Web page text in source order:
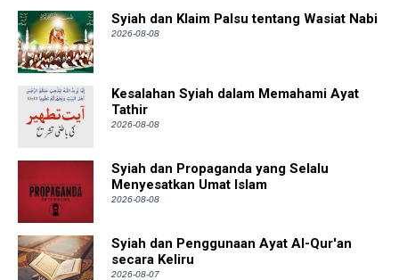
Syiah dan Klaim Palsu tentang Wasiat Nabi
2026-08-08
Kesalahan Syiah dalam Memahami Ayat
Tathir
2026-08-08
Syiah dan Propaganda yang Selalu
Menyesatkan Umat Islam
2026-08-08
Syiah dan Penggunaan Ayat Al-Qur'an
secara Keliru
2026-08-07